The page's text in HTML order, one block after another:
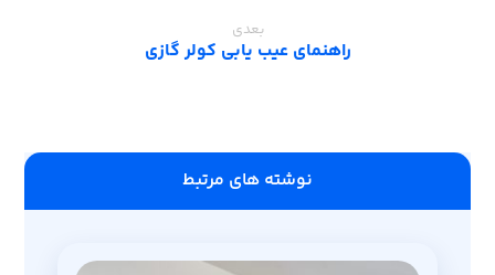
بعدی
راهنمای عیب یابی کولر گازی
‫نوشته های مرتبط